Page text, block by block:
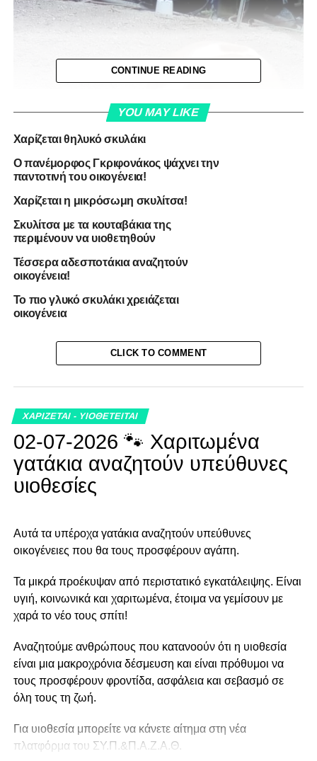
CONTINUE READING
YOU MAY LIKE
Χαρίζεται θηλυκό σκυλάκι
Ο πανέμορφος Γκριφονάκος ψάχνει την
παντοτινή του οικογένεια!
Χαρίζεται η μικρόσωμη σκυλίτσα!
Σκυλίτσα με τα κουταβάκια της
περιμένουν να υιοθετηθούν
Τέσσερα αδεσποτάκια αναζητούν
οικογένεια!
Το πιο γλυκό σκυλάκι χρειάζεται
οικογένεια
CLICK TO COMMENT
ΧΑΡΙΖΕΤΑΙ - ΥΙΟΘΕΤΕΙΤΑΙ
02-07-2026 🐾 Χαριτωμένα
γατάκια αναζητούν υπεύθυνες
υιοθεσίες
Αυτά τα υπέροχα γατάκια αναζητούν υπεύθυνες
οικογένειες που θα τους προσφέρουν αγάπη.
Τα μικρά προέκυψαν από περιστατικό εγκατάλειψης. Είναι
υγιή, κοινωνικά και χαριτωμένα, έτοιμα να γεμίσουν με
χαρά το νέο τους σπίτι!
Αναζητούμε ανθρώπους που κατανοούν ότι η υιοθεσία
είναι μια μακροχρόνια δέσμευση και είναι πρόθυμοι να
τους προσφέρουν φροντίδα, ασφάλεια και σεβασμό σε
όλη τους τη ζωή.
Για υιοθεσία μπορείτε να κάνετε αίτημα στη νέα
πλατφόρμα του ΣΥ.Π.&Π.Α.Ζ.Α.Θ.